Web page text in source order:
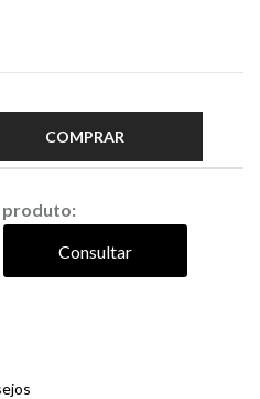
COMPRAR
produto:
Consultar